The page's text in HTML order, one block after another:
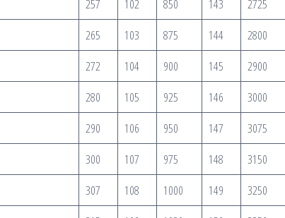
257 102 850 143 2725
265 103 875 144 2800
272 104 900 145 2900
280 105 925 146 3000
290 106 950 147 3075
300 107 975 148 3150
307 108 1000 149 3250